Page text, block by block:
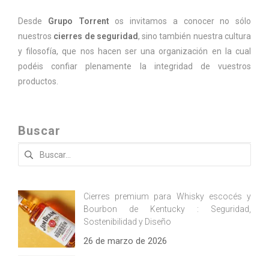
Desde Grupo Torrent os invitamos a conocer no sólo
nuestros cierres de seguridad, sino también nuestra cultura
y filosofía, que nos hacen ser una organización en la cual
podéis confiar plenamente la integridad de vuestros
productos.
Buscar
Buscar:
Cierres premium para Whisky escocés y
Bourbon de Kentucky : Seguridad,
Sostenibilidad y Diseño
26 de marzo de 2026